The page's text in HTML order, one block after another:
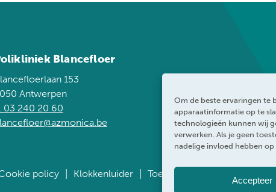
Om de beste ervaringen te
apparaatinformatie op te
technologieën kunnen wij
verwerken. Als je geen
nadelige invloed hebben
Accepteer
Blancefloer
153
Antwerpen
03 240 20 60
policy Klokkenluider Toegankelijkheidsverklaring